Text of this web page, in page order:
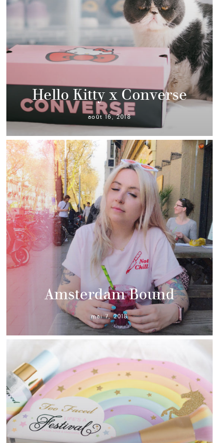
Hello Kitty x Converse
août 16, 2018
Amsterdam Bound
mai 7, 2018